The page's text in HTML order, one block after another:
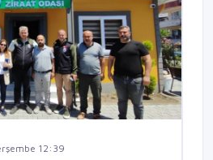
12:39